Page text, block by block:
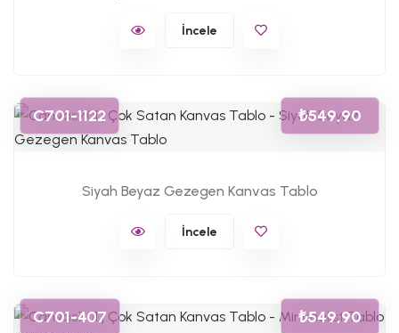
İncele
C701-1122 ₺549,90
Siyah Beyaz Gezegen Kanvas Tablo
İncele
C701-407 ₺549,90